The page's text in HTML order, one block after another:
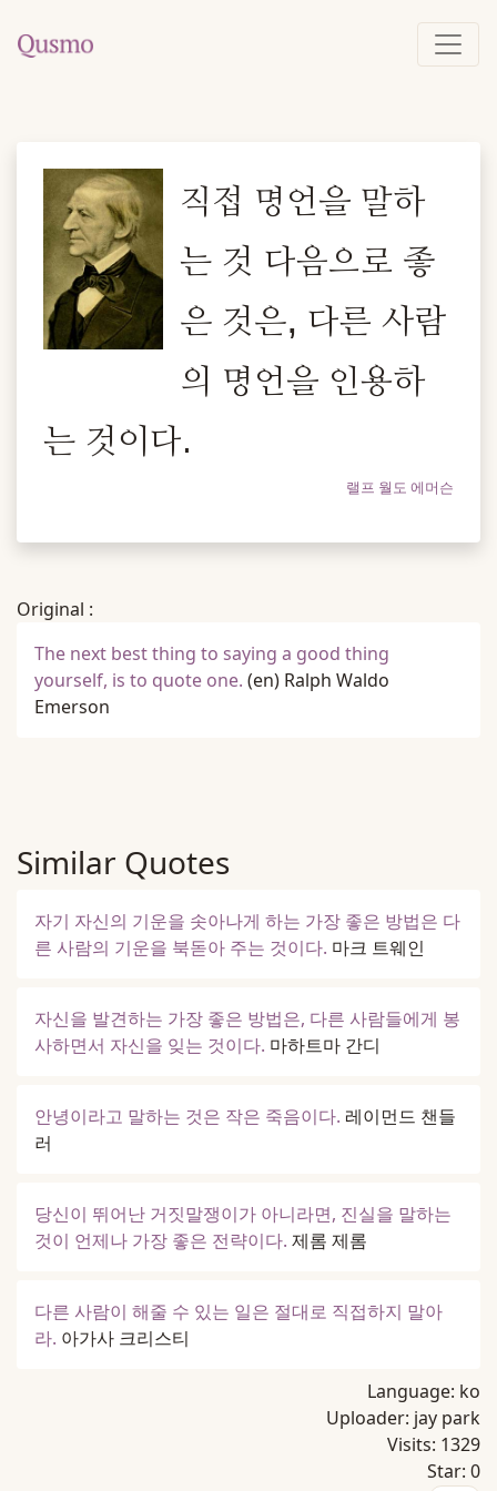
직접 명언을 말하
는 것 다음으로 좋
은 것은, 다른 사람
의 명언을 인용하
는 것이다.
랠프 월도 에머슨
Original :
The next best thing to saying a good thing
yourself, is to quote one. (en) Ralph Waldo
Emerson
Similar Quotes
자기 자신의 기운을 솟아나게 하는 가장 좋은 방법은 다
른 사람의 기운을 북돋아 주는 것이다. 마크 트웨인
자신을 발견하는 가장 좋은 방법은, 다른 사람들에게 봉
사하면서 자신을 잊는 것이다. 마하트마 간디
안녕이라고 말하는 것은 작은 죽음이다. 레이먼드 챈들
러
당신이 뛰어난 거짓말쟁이가 아니라면, 진실을 말하는
것이 언제나 가장 좋은 전략이다. 제롬 제롬
다른 사람이 해줄 수 있는 일은 절대로 직접하지 말아
라. 아가사 크리스티
Language: ko
Uploader: jay park
Visits: 1329
Star: 0